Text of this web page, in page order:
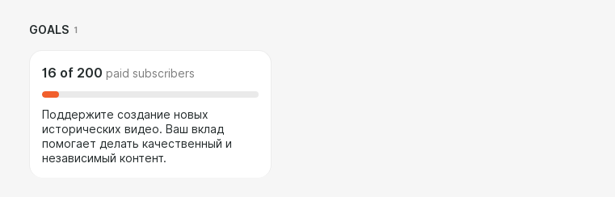
GOALS 1
16 of 200 paid subscribers
Поддержите создание новых
исторических видео. Ваш вклад
помогает делать качественный и
независимый контент.